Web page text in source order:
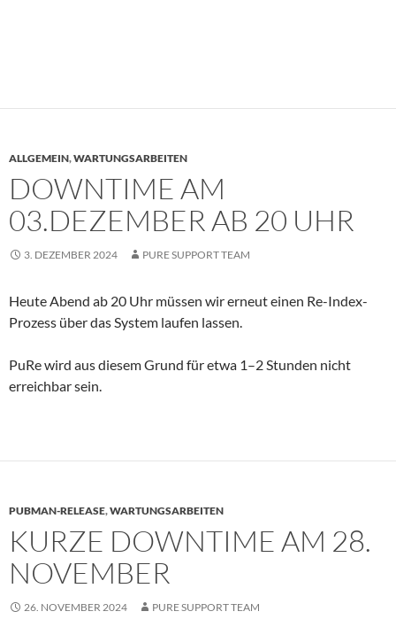
ALLGEMEIN,WARTUNGSARBEITEN
DOWNTIME AM
03.DEZEMBER AB 20 UHR
3. DEZEMBER 2024 PURE SUPPORT TEAM
Heute Abend ab 20 Uhr müssen wir erneut einen Re-Index-
Prozess über das System laufen lassen.
PuRe wird aus diesem Grund für etwa 1–2 Stunden nicht
erreichbar sein.
PUBMAN-RELEASE,WARTUNGSARBEITEN
KURZE DOWNTIME AM 28.
NOVEMBER
26. NOVEMBER 2024 PURE SUPPORT TEAM